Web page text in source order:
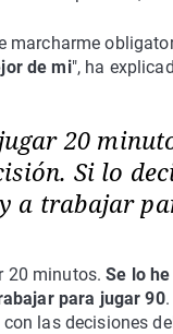
marcharme
de mi", ha
20
Si lo
a trabajar
20 minutos.Se lo
para jugar 90.
las decisiones